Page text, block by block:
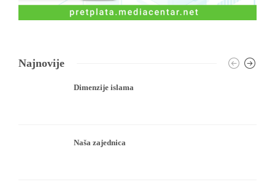
Najnovije
Dimenzije islama
Naša zajednica